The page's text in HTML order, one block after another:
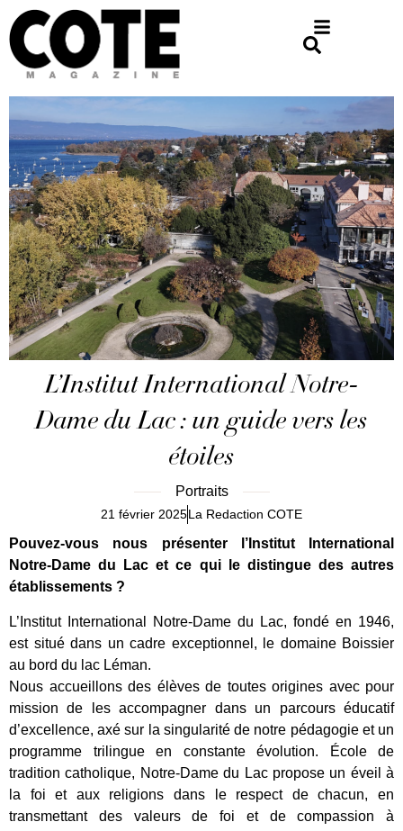
L’Institut International Notre-
Dame du Lac : un guide vers les
étoiles
Portraits
21 février 2025La Redaction COTE
Pouvez-vous nous présenter l’Institut International
Notre-Dame du Lac et ce qui le distingue des autres
établissements ?
L’Institut International Notre-Dame du Lac, fondé en 1946,
est situé dans un cadre exceptionnel, le domaine Boissier
au bord du lac Léman.
Nous accueillons des élèves de toutes origines avec pour
mission de les accompagner dans un parcours éducatif
d’excellence, axé sur la singularité de notre pédagogie et un
programme trilingue en constante évolution. École de
tradition catholique, Notre-Dame du Lac propose un éveil à
la foi et aux religions dans le respect de chacun, en
transmettant des valeurs de foi et de compassion à